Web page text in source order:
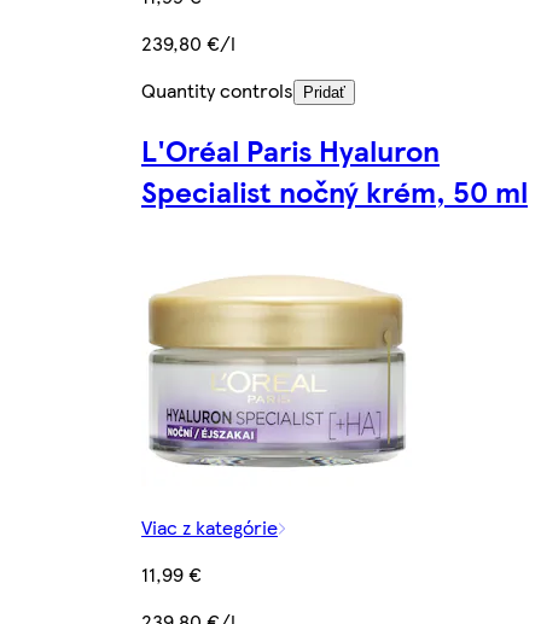
239,80 €/l
Quantity controls
Pridať
L'Oréal Paris Hyaluron
Specialist nočný krém, 50 ml
Viac z kategórie
11,99 €